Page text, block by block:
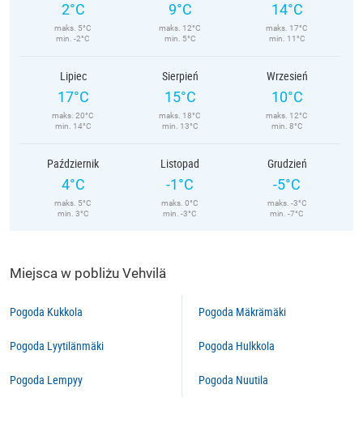
2°C
maks. 5°C
min. -2°C
9°C
maks. 12°C
min. 5°C
14°C
maks. 17°C
min. 11°C
Lipiec
17°C
maks. 20°C
min. 14°C
Sierpień
15°C
maks. 18°C
min. 13°C
Wrzesień
10°C
maks. 12°C
min. 8°C
Październik
4°C
maks. 5°C
min. 3°C
Listopad
-1°C
maks. 0°C
min. -3°C
Grudzień
-5°C
maks. -3°C
min. -7°C
Miejsca w pobliżu Vehvilä
Pogoda Kukkola
Pogoda Lyytilänmäki
Pogoda Lempyy
Pogoda Mäkrämäki
Pogoda Hulkkola
Pogoda Nuutila